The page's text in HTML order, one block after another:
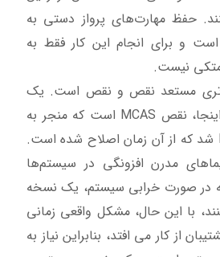
حفظ مهارت‌های پرواز دستی به
و برای انجام این کار فقط به
نیست.
مستعد نقص و نقص است. یک
مطالعه موردی در اینجا، نقص MCAS است که منجر به
حوادث B737MAX شد که از آن زمان اصلاح شده است.
مدرن افزونگی در سیستم‌ها
در صورت خرابی سیستم، یک نسخه
با این حال، مشکل واقعی زمانی
از کار می افتد، بنابراین نیاز به